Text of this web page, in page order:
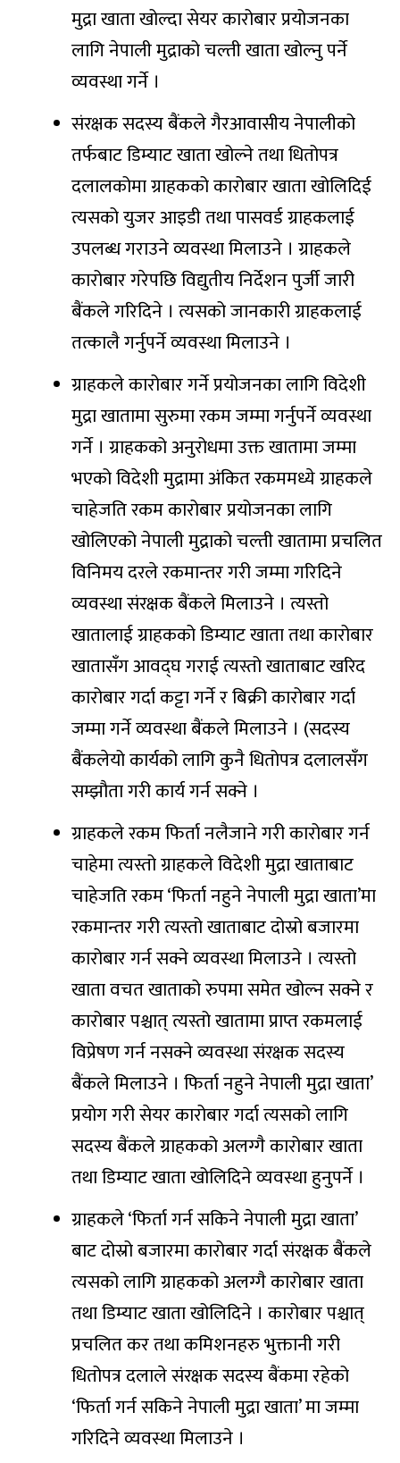
मुद्रा खाता खोल्दा सेयर कारोबार प्रयोजनका
लागि नेपाली मुद्राको चल्ती खाता खोल्नु पर्ने
व्यवस्था गर्ने ।
संरक्षक सदस्य बैंकले गैरआवासीय नेपालीको
तर्फबाट डिम्याट खाता खोल्ने तथा धितोपत्र
दलालकोमा ग्राहकको कारोबार खाता खोलिदिई
त्यसको युजर आइडी तथा पासवर्ड ग्राहकलाई
उपलब्ध गराउने व्यवस्था मिलाउने । ग्राहकले
कारोबार गरेपछि विद्युतीय निर्देशन पुर्जी जारी
बैंकले गरिदिने । त्यसको जानकारी ग्राहकलाई
तत्कालै गर्नुपर्ने व्यवस्था मिलाउने ।
ग्राहकले कारोबार गर्ने प्रयोजनका लागि विदेशी
मुद्रा खातामा सुरुमा रकम जम्मा गर्नुपर्ने व्यवस्था
गर्ने । ग्राहकको अनुरोधमा उक्त खातामा जम्मा
भएको विदेशी मुद्रामा अंकित रकममध्ये ग्राहकले
चाहेजति रकम कारोबार प्रयोजनका लागि
खोलिएको नेपाली मुद्राको चल्ती खातामा प्रचलित
विनिमय दरले रकमान्तर गरी जम्मा गरिदिने
व्यवस्था संरक्षक बैंकले मिलाउने । त्यस्तो
खातालाई ग्राहकको डिम्याट खाता तथा कारोबार
खातासँग आवद्घ गराई त्यस्तो खाताबाट खरिद
कारोबार गर्दा कट्टा गर्ने र बिक्री कारोबार गर्दा
जम्मा गर्ने व्यवस्था बैंकले मिलाउने । (सदस्य
बैंकलेयो कार्यको लागि कुनै धितोपत्र दलालसँग
सम्झौता गरी कार्य गर्न सक्ने ।
ग्राहकले रकम फिर्ता नलैजाने गरी कारोबार गर्न
चाहेमा त्यस्तो ग्राहकले विदेशी मुद्रा खाताबाट
चाहेजति रकम ‘फिर्ता नहुने नेपाली मुद्रा खाता’मा
रकमान्तर गरी त्यस्तो खाताबाट दोस्रो बजारमा
कारोबार गर्न सक्ने व्यवस्था मिलाउने । त्यस्तो
खाता वचत खाताको रुपमा समेत खोल्न सक्ने र
कारोबार पश्चात् त्यस्तो खातामा प्राप्त रकमलाई
विप्रेषण गर्न नसक्ने व्यवस्था संरक्षक सदस्य
बैंकले मिलाउने । फिर्ता नहुने नेपाली मुद्रा खाता’
प्रयोग गरी सेयर कारोबार गर्दा त्यसको लागि
सदस्य बैंकले ग्राहकको अलग्गै कारोबार खाता
तथा डिम्याट खाता खोलिदिने व्यवस्था हुनुपर्ने ।
ग्राहकले ‘फिर्ता गर्न सकिने नेपाली मुद्रा खाता’
बाट दोस्रो बजारमा कारोबार गर्दा संरक्षक बैंकले
त्यसको लागि ग्राहकको अलग्गै कारोबार खाता
तथा डिम्याट खाता खोलिदिने । कारोबार पश्चात्
प्रचलित कर तथा कमिशनहरु भुक्तानी गरी
धितोपत्र दलाले संरक्षक सदस्य बैंकमा रहेको
‘फिर्ता गर्न सकिने नेपाली मुद्रा खाता’ मा जम्मा
गरिदिने व्यवस्था मिलाउने ।